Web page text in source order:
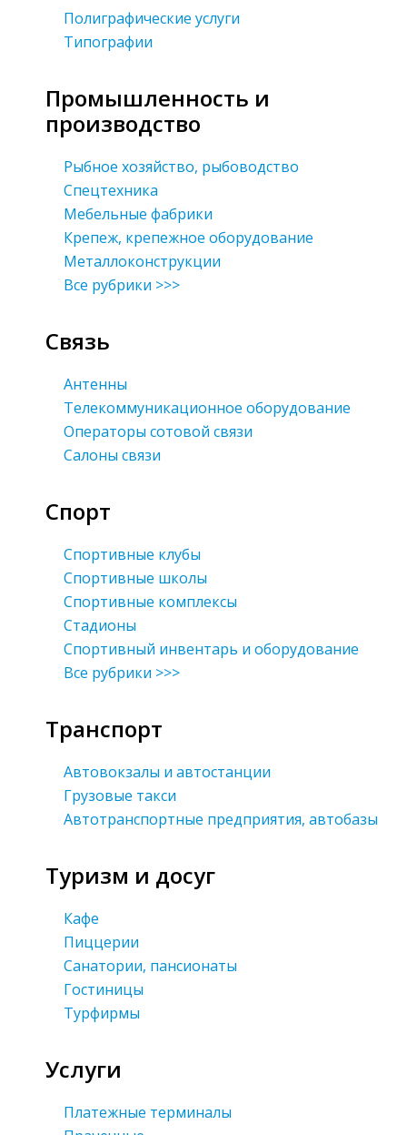
Полиграфические услуги
Типографии
Промышленность и
производство
Рыбное хозяйство, рыбоводство
Спецтехника
Мебельные фабрики
Крепеж, крепежное оборудование
Металлоконструкции
Все рубрики >>>
Связь
Антенны
Телекоммуникационное оборудование
Операторы сотовой связи
Салоны связи
Спорт
Спортивные клубы
Спортивные школы
Спортивные комплексы
Стадионы
Спортивный инвентарь и оборудование
Все рубрики >>>
Транспорт
Автовокзалы и автостанции
Грузовые такси
Автотранспортные предприятия, автобазы
Туризм и досуг
Кафе
Пиццерии
Санатории, пансионаты
Гостиницы
Турфирмы
Услуги
Платежные терминалы